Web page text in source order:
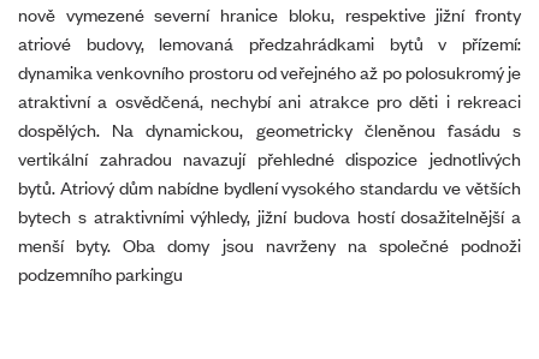
nově vymezené severní hranice bloku, respektive jižní fronty
atriové budovy, lemovaná předzahrádkami bytů v přízemí:
dynamika venkovního prostoru od veřejného až po polosukromý je
atraktivní a osvědčená, nechybí ani atrakce pro děti i rekreaci
dospělých. Na dynamickou, geometricky členěnou fasádu s
vertikální zahradou navazují přehledné dispozice jednotlivých
bytů. Atriový dům nabídne bydlení vysokého standardu ve větších
bytech s atraktivními výhledy, jižní budova hostí dosažitelnější a
menší byty. Oba domy jsou navrženy na společné podnoži
podzemního parkingu